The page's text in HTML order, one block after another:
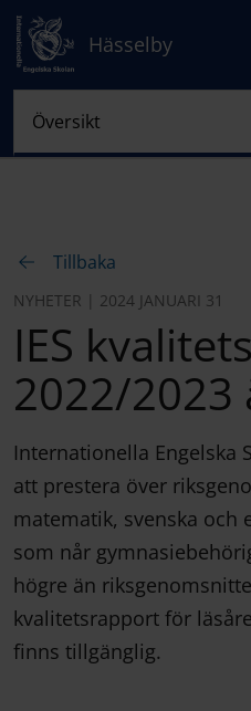
Hässelby
Tillbaka
NYHETER | 2024 JANUARI 31
IES
2022/2023
Internationella Engelska
att prestera över
matematik, svenska och
som når
högre än
kvalitetsrapport för
finns tillgänglig.